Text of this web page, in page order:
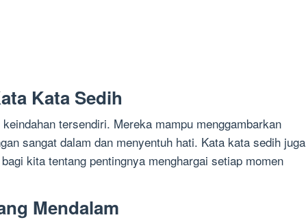
Kata Sedih
tersendiri. Mereka mampu menggambarkan
sangat dalam dan menyentuh hati. Kata kata sedih juga
kita tentang pentingnya menghargai setiap momen
Mendalam